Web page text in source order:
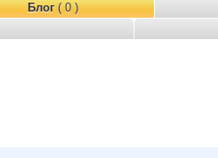
Блог( 0 )